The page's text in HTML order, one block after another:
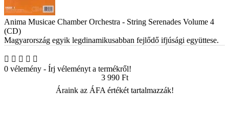
Anima Musicae Chamber Orchestra - String Serenades Volume 4
(CD)
Magyarország egyik legdinamikusabban fejlődő ifjúsági együttese.
0 vélemény - Írj véleményt a termékről!
3 990 Ft
Áraink az ÁFA értékét tartalmazzák!